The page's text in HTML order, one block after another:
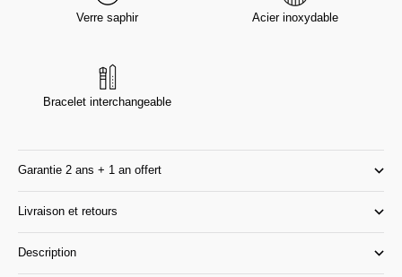
Verre saphir Acier inoxydable
Bracelet interchangeable
Garantie 2 ans + 1 an offert
Livraison et retours
Description